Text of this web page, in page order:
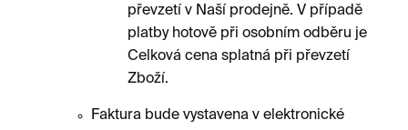
převzetí v Naší prodejně. V případě
platby hotově při osobním odběru je
Celková cena splatná při převzetí
Zboží.
Faktura bude vystavena v elektronické